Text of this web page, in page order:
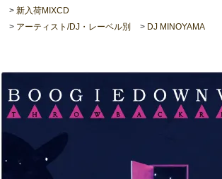
> 新入荷MIXCD
> アーティスト/DJ・レーベル別 > DJ MINOYAMA